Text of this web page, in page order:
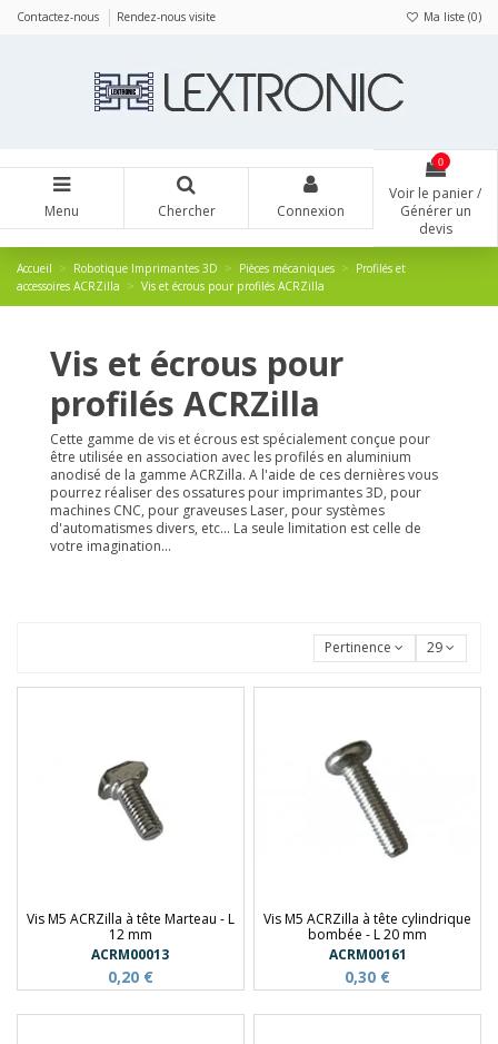
Contactez-nous Rendez-nous visite Ma liste (0)
Menu Chercher Connexion
0
Voir le panier /
Générer un
devis
Accueil Robotique Imprimantes 3D Pièces mécaniques
Profilés et
accessoires ACRZilla
Vis et écrous pour profilés ACRZilla
Vis et écrous pour
profilés ACRZilla
Cette gamme de vis et écrous est spécialement conçue pour
être utilisée en association avec les profilés en aluminium
anodisé de la gamme ACRZilla. A l'aide de ces dernières vous
pourrez réaliser des ossatures pour imprimantes 3D, pour
machines CNC, pour graveuses Laser, pour systèmes
d'automatismes divers, etc... La seule limitation est celle de
votre imagination...
Pertinence 29
Vis M5 ACRZilla à tête Marteau - L
12 mm
ACRM00013
0,20 €
Vis M5 ACRZilla à tête cylindrique
bombée - L 20 mm
ACRM00161
0,30 €
Panneau de gestion des cookies